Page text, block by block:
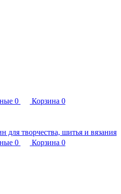
0 Корзина 0
0 Корзина 0